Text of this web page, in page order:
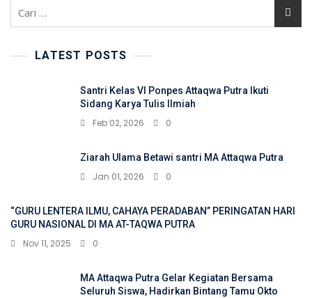
LATEST POSTS
Santri Kelas VI Ponpes Attaqwa Putra Ikuti
Sidang Karya Tulis Ilmiah
Feb 02, 2026 0
Ziarah Ulama Betawi santri MA Attaqwa Putra
Jan 01, 2026 0
“GURU LENTERA ILMU, CAHAYA PERADABAN” PERINGATAN HARI
GURU NASIONAL DI MA AT-TAQWA PUTRA
Nov 11, 2025 0
MA Attaqwa Putra Gelar Kegiatan Bersama
Seluruh Siswa, Hadirkan Bintang Tamu Okto